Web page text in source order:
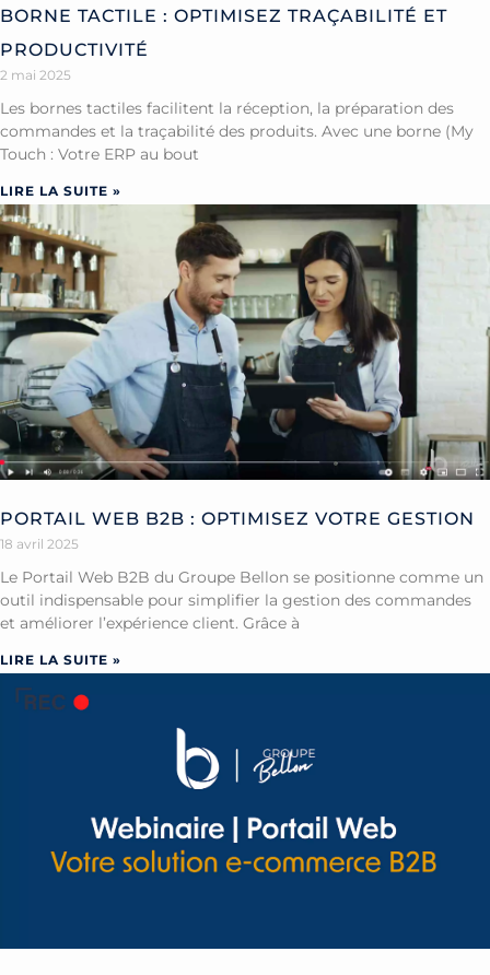
BORNE TACTILE : OPTIMISEZ TRAÇABILITÉ ET
PRODUCTIVITÉ
2 mai 2025
Les bornes tactiles facilitent la réception, la préparation des
commandes et la traçabilité des produits. Avec une borne (My
Touch : Votre ERP au bout
LIRE LA SUITE »
PORTAIL WEB B2B : OPTIMISEZ VOTRE GESTION
18 avril 2025
Le Portail Web B2B du Groupe Bellon se positionne comme un
outil indispensable pour simplifier la gestion des commandes
et améliorer l’expérience client. Grâce à
LIRE LA SUITE »